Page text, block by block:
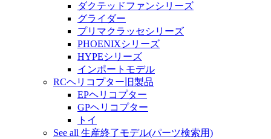
ダクテッドファンシリーズ
グライダー
プリマクラッセシリーズ
PHOENIXシリーズ
HYPEシリーズ
インポートモデル
RCヘリコプター旧製品
EPヘリコプター
GPヘリコプター
トイ
See all 生産終了モデル(パーツ検索用)